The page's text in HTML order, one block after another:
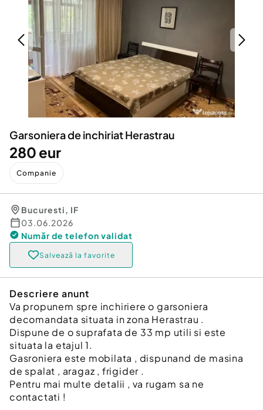
Servicii
Animale de companie
Afaceri și echipamente profesionale
Inchiriere Bunuri si Vehicule
Utilaje agricole si industriale
Piese auto si accesorii
Dacia Duster
Garsoniera de inchiriat Herastrau
280 eur
Companie
Bucuresti, IF
03.06.2026
Număr de telefon validat
Salvează la favorite
Descriere anunt
Va propunem spre inchiriere o garsoniera
decomandata situata in zona Herastrau .
Dispune de o suprafata de 33 mp utili si este
situata la etajul 1.
Gasroniera este mobilata , dispunand de masina
de spalat , aragaz , frigider .
Pentru mai multe detalii , va rugam sa ne
contactati !